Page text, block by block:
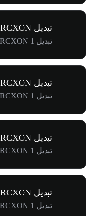
تبدیل LRCXON به INR
تبدیل 1 LRCXON به ₹29.54K
تبدیل LRCXON به JPY
تبدیل 1 LRCXON به 円48.99K
تبدیل LRCXON به GBP
تبدیل 1 LRCXON به £230.56
تبدیل LRCXON به BRL
تبدیل 1 LRCXON به R$1.58K